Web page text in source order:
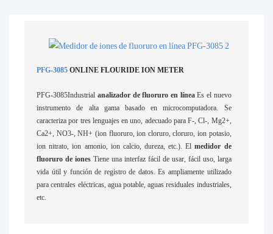
PFG-3085ONLINE FLOURIDE ION METER
PFG-3085Industrial analizador de fluoruro en líneaEs el nuevo
instrumento de alta gama basado en microcomputadora. Se
caracteriza por tres lenguajes en uno, adecuado para F-, Cl-, Mg2+,
Ca2+, NO3-, NH+ (ion fluoruro, ion cloruro, cloruro, ion potasio,
ion nitrato, ion amonio, ion calcio, dureza, etc.). Elmedidor de
fluoruro de iones Tiene una interfaz fácil de usar, fácil uso, larga
vida útil y función de registro de datos. Es ampliamente utilizado
para centrales eléctricas, agua potable, aguas residuales industriales,
etc.